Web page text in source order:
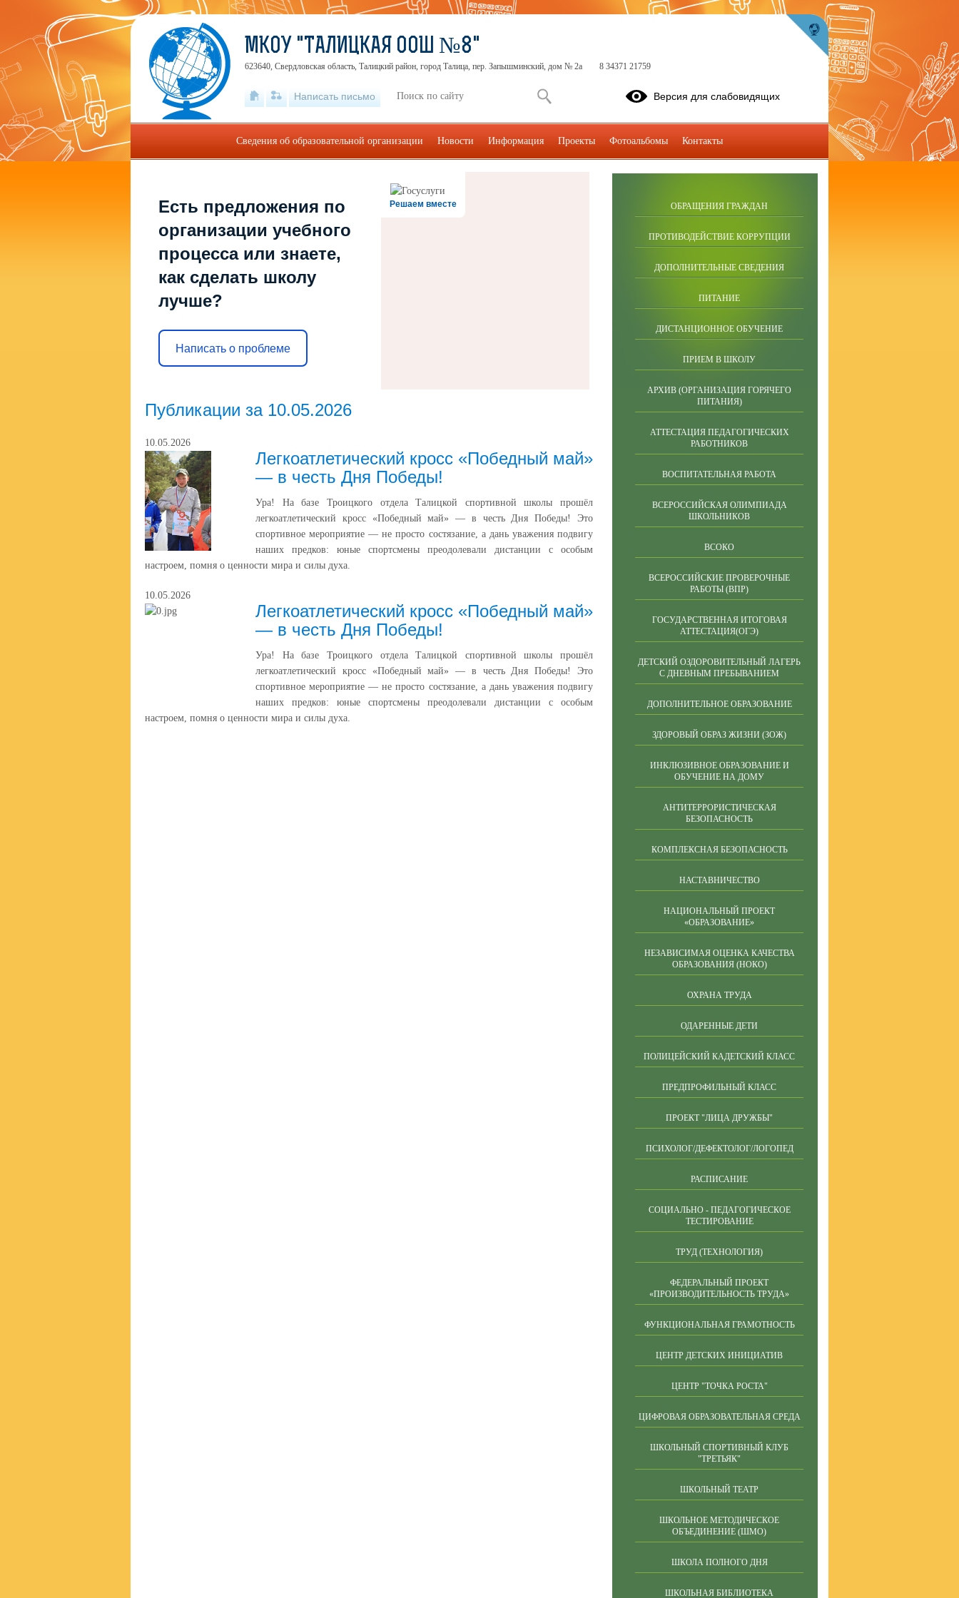
Решаем вместе
Есть предложения по
организации учебного
процесса или знаете,
как сделать школу
лучше?
Написать о проблеме
Публикации за 10.05.2026
10.05.2026
Легкоатлетический кросс «Победный май»
— в честь Дня Победы!
Ура! На базе Троицкого отдела Талицкой спортивной школы прошёл
легкоатлетический кросс «Победный май» — в честь Дня Победы! Это
спортивное мероприятие — не просто состязание, а дань уважения подвигу
наших предков: юные спортсмены преодолевали дистанции с особым
настроем, помня о ценности мира и силы духа.
10.05.2026
Легкоатлетический кросс «Победный май»
— в честь Дня Победы!
Ура! На базе Троицкого отдела Талицкой спортивной школы прошёл
легкоатлетический кросс «Победный май» — в честь Дня Победы! Это
спортивное мероприятие — не просто состязание, а дань уважения подвигу
наших предков: юные спортсмены преодолевали дистанции с особым
настроем, помня о ценности мира и силы духа.
ОБРАЩЕНИЯ ГРАЖДАН
ПРОТИВОДЕЙСТВИЕ КОРРУПЦИИ
ДОПОЛНИТЕЛЬНЫЕ СВЕДЕНИЯ
ПИТАНИЕ
ДИСТАНЦИОННОЕ ОБУЧЕНИЕ
ПРИЕМ В ШКОЛУ
АРХИВ (ОРГАНИЗАЦИЯ ГОРЯЧЕГО
ПИТАНИЯ)
АТТЕСТАЦИЯ ПЕДАГОГИЧЕСКИХ
РАБОТНИКОВ
ВОСПИТАТЕЛЬНАЯ РАБОТА
ВСЕРОССИЙСКАЯ ОЛИМПИАДА
ШКОЛЬНИКОВ
ВСОКО
ВСЕРОССИЙСКИЕ ПРОВЕРОЧНЫЕ
РАБОТЫ (ВПР)
ГОСУДАРСТВЕННАЯ ИТОГОВАЯ
АТТЕСТАЦИЯ(ОГЭ)
ДЕТСКИЙ ОЗДОРОВИТЕЛЬНЫЙ ЛАГЕРЬ
С ДНЕВНЫМ ПРЕБЫВАНИЕМ
ДОПОЛНИТЕЛЬНОЕ ОБРАЗОВАНИЕ
ЗДОРОВЫЙ ОБРАЗ ЖИЗНИ (ЗОЖ)
ИНКЛЮЗИВНОЕ ОБРАЗОВАНИЕ И
ОБУЧЕНИЕ НА ДОМУ
АНТИТЕРРОРИСТИЧЕСКАЯ
БЕЗОПАСНОСТЬ
КОМПЛЕКСНАЯ БЕЗОПАСНОСТЬ
НАСТАВНИЧЕСТВО
НАЦИОНАЛЬНЫЙ ПРОЕКТ
«ОБРАЗОВАНИЕ»
НЕЗАВИСИМАЯ ОЦЕНКА КАЧЕСТВА
ОБРАЗОВАНИЯ (НОКО)
ОХРАНА ТРУДА
ОДАРЕННЫЕ ДЕТИ
ПОЛИЦЕЙСКИЙ КАДЕТСКИЙ КЛАСС
ПРЕДПРОФИЛЬНЫЙ КЛАСС
ПРОЕКТ "ЛИЦА ДРУЖБЫ"
ПСИХОЛОГ/ДЕФЕКТОЛОГ/ЛОГОПЕД
РАСПИСАНИЕ
СОЦИАЛЬНО - ПЕДАГОГИЧЕСКОЕ
ТЕСТИРОВАНИЕ
ТРУД (ТЕХНОЛОГИЯ)
ФЕДЕРАЛЬНЫЙ ПРОЕКТ
«ПРОИЗВОДИТЕЛЬНОСТЬ ТРУДА»
ФУНКЦИОНАЛЬНАЯ ГРАМОТНОСТЬ
ЦЕНТР ДЕТСКИХ ИНИЦИАТИВ
ЦЕНТР "ТОЧКА РОСТА"
ЦИФРОВАЯ ОБРАЗОВАТЕЛЬНАЯ СРЕДА
ШКОЛЬНЫЙ СПОРТИВНЫЙ КЛУБ
"ТРЕТЬЯК"
ШКОЛЬНЫЙ ТЕАТР
ШКОЛЬНОЕ МЕТОДИЧЕСКОЕ
ОБЪЕДИНЕНИЕ (ШМО)
ШКОЛА ПОЛНОГО ДНЯ
ШКОЛЬНАЯ БИБЛИОТЕКА
МКОУ "ТАЛИЦКАЯ ООШ №8"
623640, Свердловская область, Талицкий район, город Талица, пер. Запышминский, дом № 2а 8 34371 21759
Написать письмо Версия для слабовидящих
Сведения об образовательной организации Новости Информация Проекты Фотоальбомы Контакты